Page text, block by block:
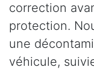
correction
protection.
une
véhicule,